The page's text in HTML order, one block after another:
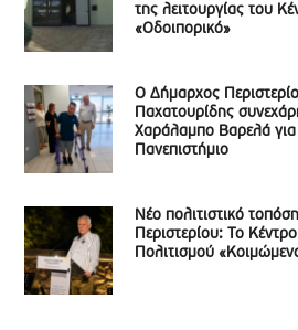
της λειτουργίας του
«Οδοιπορικό»
Ο Δήμαρχος
Παχατουρίδης
Χαράλαμπο Βαρελά
Πανεπιστήμιο
Νέο πολιτιστικό
Περιστερίου: Το
Πολιτισμού